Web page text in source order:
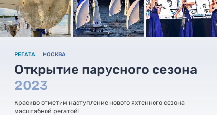
РЕГАТА МОСКВА
Открытие парусного сезона
2023
Красиво отметим наступление нового яхтенного сезона
масштабной регатой!